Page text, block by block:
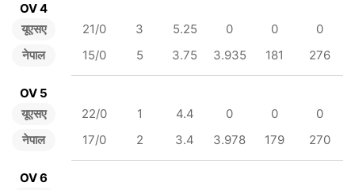
OV 4
यूएसए
नेपाल
21/0 3 5.25 0 0
0
15/0
5 3.75 3.935 181 276
OV 5
यूएसए
नेपाल
22/0 1 4.4 0 0
0
17/0
2 3.4 3.978 179 270
OV 6